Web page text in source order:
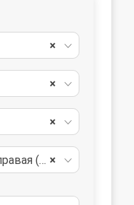
×
×
×
×